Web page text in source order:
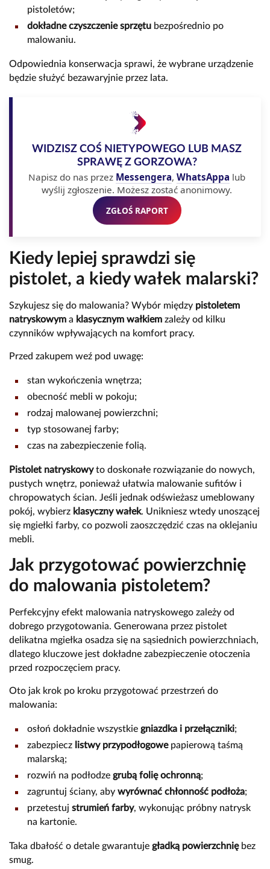
pistoletów;
dokładne czyszczenie sprzętu bezpośrednio po
malowaniu.
Odpowiednia konserwacja sprawi, że wybrane urządzenie
będzie służyć bezawaryjnie przez lata.
WIDZISZ COŚ NIETYPOWEGO LUB MASZ
SPRAWĘ Z GORZOWA?
Napisz do nas przez Messengera, WhatsAppa lub
wyślij zgłoszenie. Możesz zostać anonimowy.
ZGŁOŚ RAPORT
Kiedy lepiej sprawdzi się
pistolet, a kiedy wałek malarski?
Szykujesz się do malowania? Wybór między pistoletem
natryskowym a klasycznym wałkiem zależy od kilku
czynników wpływających na komfort pracy.
Przed zakupem weź pod uwagę:
stan wykończenia wnętrza;
obecność mebli w pokoju;
rodzaj malowanej powierzchni;
typ stosowanej farby;
czas na zabezpieczenie folią.
Pistolet natryskowyto doskonałe rozwiązanie do nowych,
pustych wnętrz, ponieważ ułatwia malowanie sufitów i
chropowatych ścian. Jeśli jednak odświeżasz umeblowany
pokój, wybierz klasyczny wałek. Unikniesz wtedy unoszącej
się mgiełki farby, co pozwoli zaoszczędzić czas na oklejaniu
mebli.
Jak przygotować powierzchnię
do malowania pistoletem?
Perfekcyjny efekt malowania natryskowego zależy od
dobrego przygotowania. Generowana przez pistolet
delikatna mgiełka osadza się na sąsiednich powierzchniach,
dlatego kluczowe jest dokładne zabezpieczenie otoczenia
przed rozpoczęciem pracy.
Oto jak krok po kroku przygotować przestrzeń do
malowania:
osłoń dokładnie wszystkie gniazdka i przełączniki;
zabezpiecz listwy przypodłogowepapierową taśmą
malarską;
rozwiń na podłodze grubą folię ochronną;
zagruntuj ściany, aby wyrównać chłonność podłoża;
przetestuj strumień farby, wykonując próbny natrysk
na kartonie.
Taka dbałość o detale gwarantuje gładką powierzchniębez
smug.